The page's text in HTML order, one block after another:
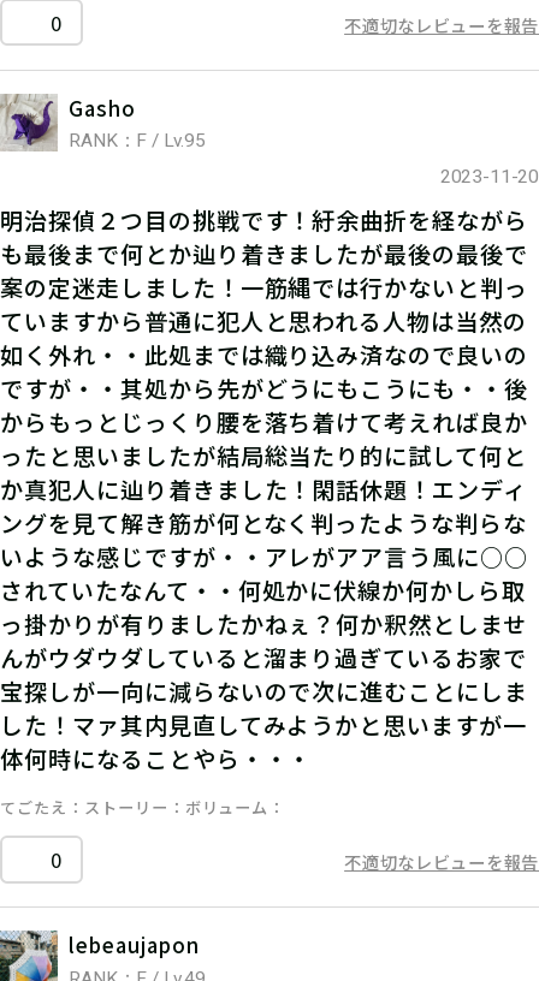
0 不適切なレビューを報告
Gasho
RANK：F / Lv.95
2023-11-20
明治探偵２つ目の挑戦です！紆余曲折を経ながら
も最後まで何とか辿り着きましたが最後の最後で
案の定迷走しました！一筋縄では行かないと判っ
ていますから普通に犯人と思われる人物は当然の
如く外れ・・此処までは織り込み済なので良いの
ですが・・其処から先がどうにもこうにも・・後
からもっとじっくり腰を落ち着けて考えれば良か
ったと思いましたが結局総当たり的に試して何と
か真犯人に辿り着きました！閑話休題！エンディ
ングを見て解き筋が何となく判ったような判らな
いような感じですが・・アレがアア言う風に○○
されていたなんて・・何処かに伏線か何かしら取
っ掛かりが有りましたかねぇ？何か釈然としませ
んがウダウダしていると溜まり過ぎているお家で
宝探しが一向に減らないので次に進むことにしま
した！マァ其内見直してみようかと思いますが一
体何時になることやら・・・
てごたえ ストーリー ボリューム
0 不適切なレビューを報告
lebeaujapon